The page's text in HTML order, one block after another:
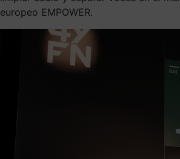
europeo EMPOWER.